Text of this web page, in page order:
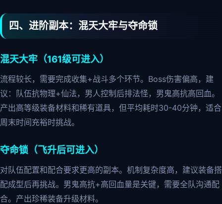
四、进阶副本：混天大牢与夺命锁
混天大牢（161级可进入）
流程较长，需要完成收集+战斗多个环节。Boss伤害偏高，建
议：队伍抗物理+仙法，男人控制后排法怪，男鬼高抗高回血。
产出高等级装备材料和稀有道具，但平均耗时30-40分钟，适合
周末时间充裕时挑战。
夺命锁（飞升后可进入）
对队伍配置和配合要求更高的副本。机制复杂度高，建议装备搭
配成型后再挑战。男鬼高抗+高回血量是关键，需要全队沟通配
合。产出珍稀装备升级材料。